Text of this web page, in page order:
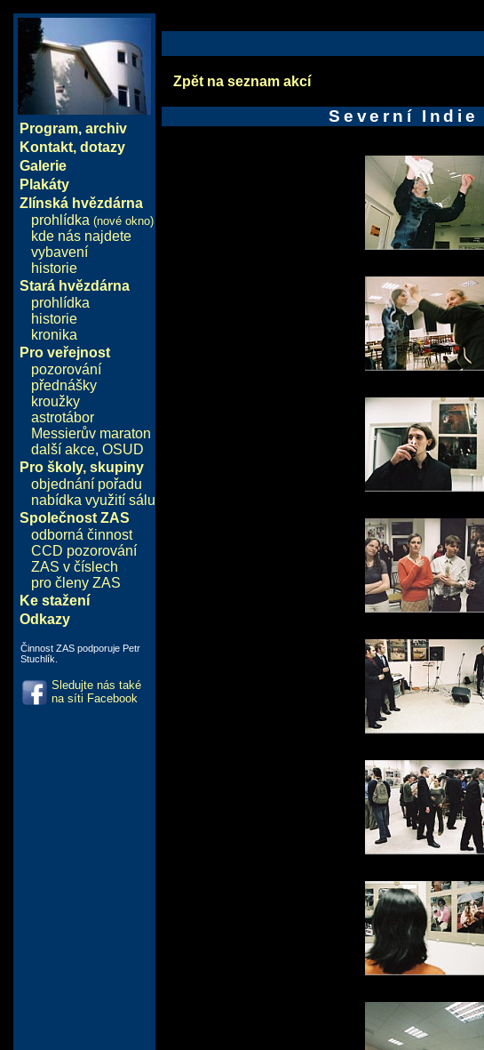
Program, archiv
Kontakt, dotazy
Galerie
Plakáty
Zlínská hvězdárna
prohlídka (nové okno)
kde nás najdete
vybavení
historie
Stará hvězdárna
prohlídka
historie
kronika
Pro veřejnost
pozorování
přednášky
kroužky
astrotábor
Messierův maraton
další akce, OSUD
Pro školy, skupiny
objednání pořadu
nabídka využití sálu
Společnost ZAS
odborná činnost
CCD pozorování
ZAS v číslech
pro členy ZAS
Ke stažení
Odkazy
Činnost ZAS podporuje Petr
Stuchlík.
Sledujte nás také
na síti Facebook
Zpět na seznam akcí
Severní